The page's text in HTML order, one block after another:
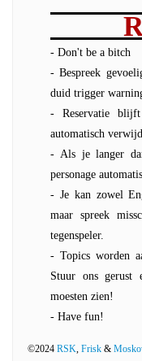
- Don't be a bitch
- Bespreek
duid trigger
- Reservatie
automatisch
- Als je langer
personage
- Je kan zowel
maar spreek
tegenspeler.
- Topics worden
Stuur ons gerust
moesten zien!
- Have fun!
©2024 RSK, Frisk &